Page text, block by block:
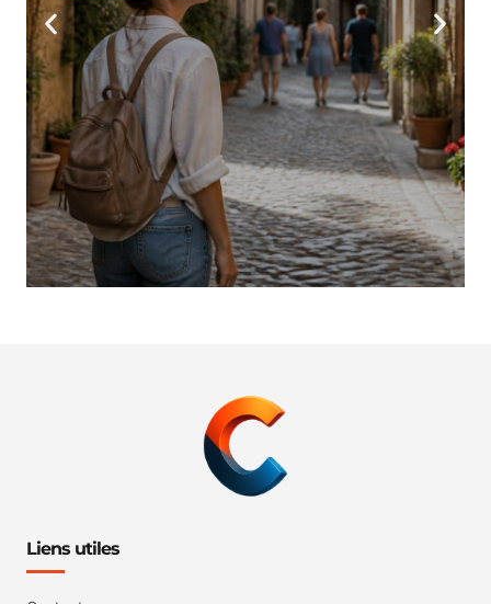
Liens utiles